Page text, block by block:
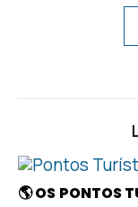
🌎 OS PONTOS